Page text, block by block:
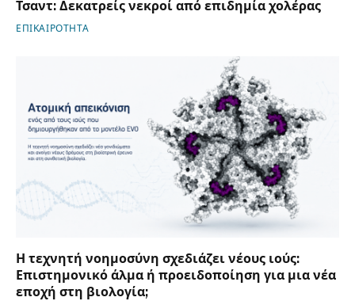
Τσαντ: Δεκατρείς νεκροί από επιδημία χολέρας
ΕΠΙΚΑΙΡΟΤΗΤΑ
Η τεχνητή νοημοσύνη σχεδιάζει νέους ιούς:
Επιστημονικό άλμα ή προειδοποίηση για μια νέα
εποχή στη βιολογία;